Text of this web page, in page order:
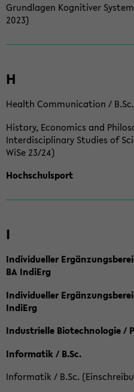
Grundlagen Kognitiver
2023)
H
Health Communication /
History, Economics and
Interdisciplinary Studies of
WiSe 23/24)
Hochschulsport
I
Individueller
BA IndiErg
Individueller
IndiErg
Industrielle Biotechnologie /
Informatik / B.Sc.
Informatik / B.Sc.